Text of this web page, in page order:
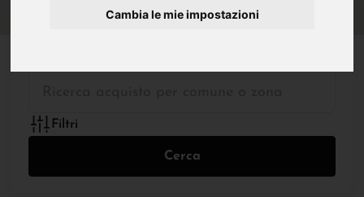
Cambia le mie impostazioni
Filtri
Cerca